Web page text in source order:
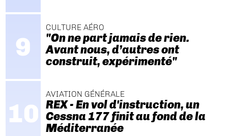
CULTURE AÉRO
"On ne part jamais de rien.
Avant nous, d’autres ont
construit, expérimenté"
AVIATION GÉNÉRALE
REX - En vol d'instruction, un
Cessna 177 finit au fond de la
Méditerranée